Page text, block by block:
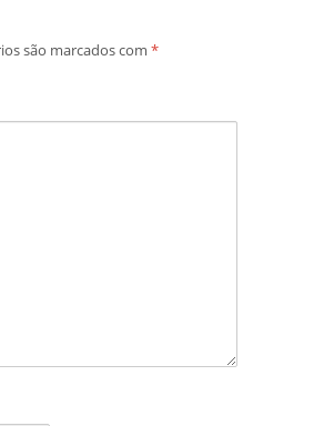
são marcados com *